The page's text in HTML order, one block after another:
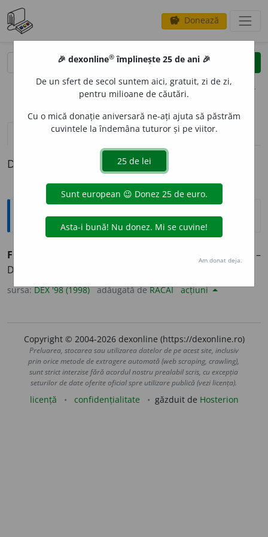
savings Donează
clear
opțiuni
definiții (1)
Definiția cu ID-ul 24664:
Explicative DEX
FRIG
Care suferă de frigiditate. –
Din
sursa:DEX '98 (1998) adăugată deRACAI acțiuni
Copyright © 2004-2026 dexonline (https://dexonline.ro)
Preluarea, stocarea sau utilizarea datelor de pe acest site, inclusiv
prin orice metode de extragere automată (web scraping, crawling),
sunt strict interzise fără acordul nostru prealabil scris, cu excepția
seturilor de date oferite oficial spre utilizare publică (vezi licența).
licență confidențialitate găzduit de Hosterion
🎉 dexonline® împlinește 25 de ani 🎉
De un sfert de secol suntem aici, gratuit, zi de zi,
pentru milioane de căutări.
Cu o mică donație aniversară ne-ați ajuta să păstrăm
cuvintele la îndemâna tuturor și pe viitor.
Am donat deja.